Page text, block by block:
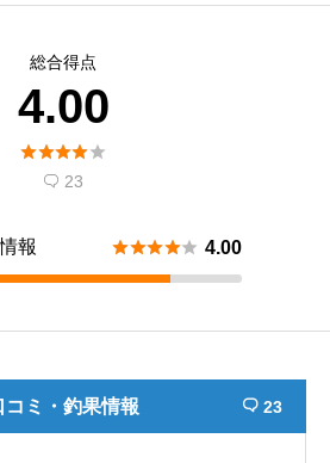
総合得点
4.00

 23
報  4.00
コミ・釣果情報  23